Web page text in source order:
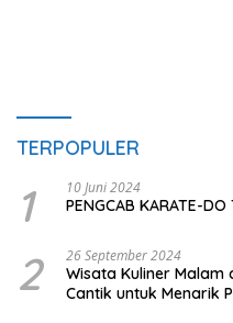
TERPOPULER
1 10 Juni 2024
PENGCAB KARATE-
2 26 September 2024
Wisata Kuliner
Cantik untuk Menarik